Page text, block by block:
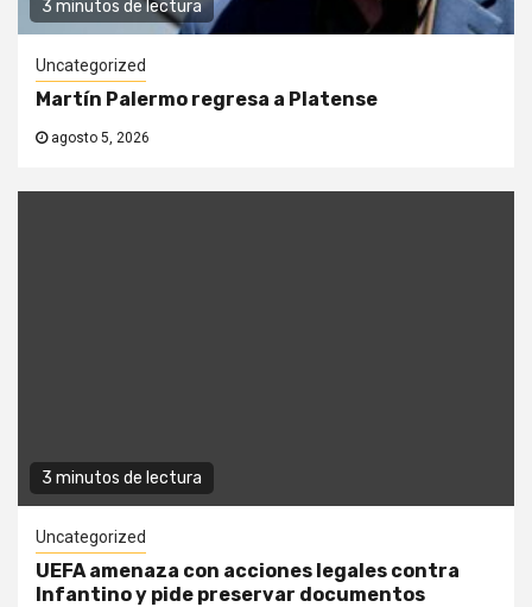
3 minutos de lectura
Uncategorized
Martín Palermo regresa a Platense
agosto 5, 2026
3 minutos de lectura
Uncategorized
UEFA amenaza con acciones legales contra
Infantino y pide preservar documentos